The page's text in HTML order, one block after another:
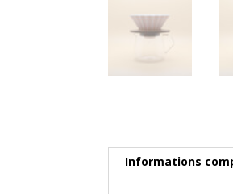
Informations